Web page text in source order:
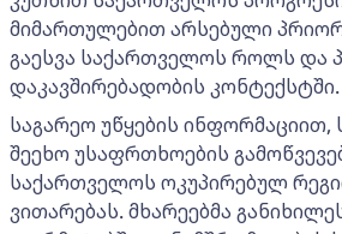
მიმართულებით არსებული
გაესვა საქართველოს როლს და
დაკავშირებადობის კონტექსტში.
საგარეო უწყების ინფორმაციით,
შეეხო უსაფრთხოების
საქართველოს ოკუპირებულ
ვითარებას. მხარეებმა